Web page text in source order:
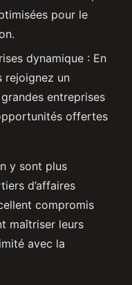
pour le
dynamique : En
rejoignez un
entreprises
offertes
y sont plus
d’affaires
compromis
maîtriser leurs
avec la